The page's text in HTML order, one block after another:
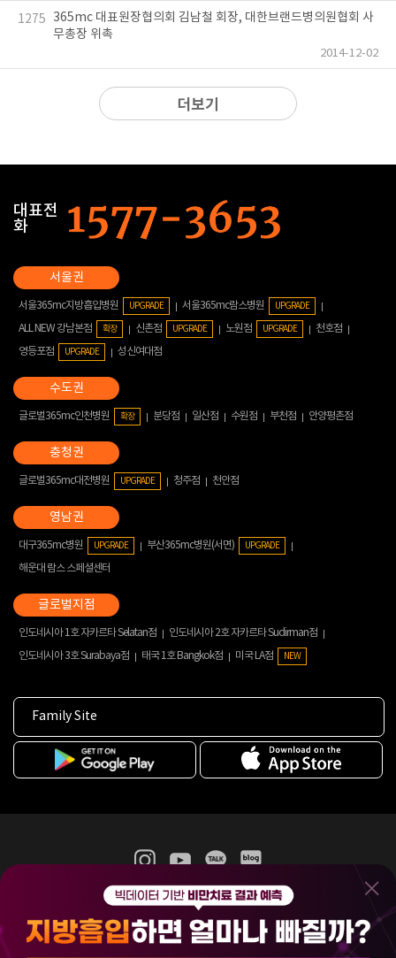
1275
365mc 대표원장협의회 김남철 회장, 대한브랜드병의원협회 사
무총장 위촉
2014-12-02
더보기
대표전
화
서울365mc지방흡입병원 UPGRADE 서울365mc람스병원 UPGRADE
ALL NEW 강남본점 확장 신촌점 UPGRADE 노원점 UPGRADE
천호점
영등포점
UPGRADE 성신여대점
글로벌365mc인천병원 확장 분당점 일산점 수원점 부천점 안양평촌점
글로벌365mc대전병원 UPGRADE 청주점 천안점
대구365mc병원 UPGRADE 부산365mc병원(서면) UPGRADE
해운대 람스 스페셜센터
인도네시아 1호 자카르타 Selatan점
인도네시아 2호 자카르타 Sudirman점
인도네시아 3호 Surabaya점
태국 1호 Bangkok점 미국 LA점 NEW
Family Site
365mc 병·의원 이용약관
홈페이지 이용약관
비급여진료수가
(주)365mcㅣ서울특별시 서초구 서초대로52길 7, 3~4층(서초동, 제일빌딩)